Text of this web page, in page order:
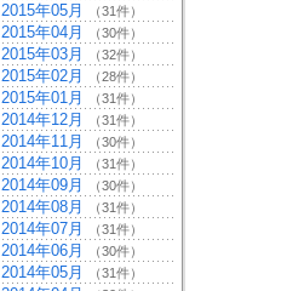
2015年05月 （31件）
2015年04月 （30件）
2015年03月 （32件）
2015年02月 （28件）
2015年01月 （31件）
2014年12月 （31件）
2014年11月 （30件）
2014年10月 （31件）
2014年09月 （30件）
2014年08月 （31件）
2014年07月 （31件）
2014年06月 （30件）
2014年05月 （31件）